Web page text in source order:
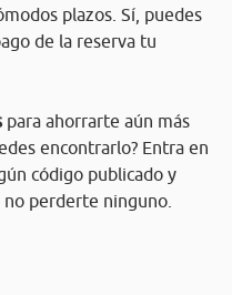
plazos. Sí, puedes
de la reserva tu
para ahorrarte aún más
encontrarlo? Entra en
código publicado y
no perderte ninguno.